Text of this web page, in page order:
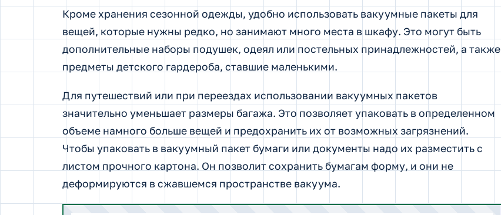
Кроме хранения сезонной одежды, удобно использовать вакуумные пакеты для
вещей, которые нужны редко, но занимают много места в шкафу. Это могут быть
дополнительные наборы подушек, одеял или постельных принадлежностей, а также
предметы детского гардероба, ставшие маленькими.
Для путешествий или при переездах использовании вакуумных пакетов
значительно уменьшает размеры багажа. Это позволяет упаковать в определенном
объеме намного больше вещей и предохранить их от возможных загрязнений.
Чтобы упаковать в вакуумный пакет бумаги или документы надо их разместить с
листом прочного картона. Он позволит сохранить бумагам форму, и они не
деформируются в сжавшемся пространстве вакуума.